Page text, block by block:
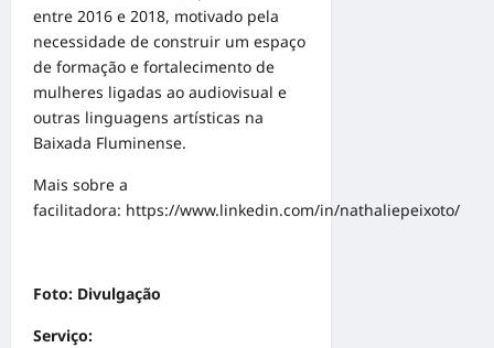
entre 2016 e 2018, motivado pela
necessidade de construir um espaço
de formação e fortalecimento de
mulheres ligadas ao audiovisual e
outras linguagens artísticas na
Baixada Fluminense.
Mais sobre a
facilitadora: https://www.linkedin.com/in/nathaliepeixoto/
Foto: Divulgação
Serviço: